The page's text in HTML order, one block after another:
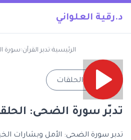
د.رقية العلواني
الرئيسية‹تدبر القرآن‹سورة
→ جميع الحلقات
تدبّر سورة الضحى:
تدبر سورة الضحى: الأمل وبشارات